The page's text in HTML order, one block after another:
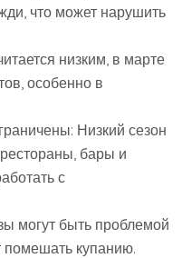
что может нарушить
низким, в марте
особенно в
Низкий сезон
бары и
с
могут быть проблемой
купанию.